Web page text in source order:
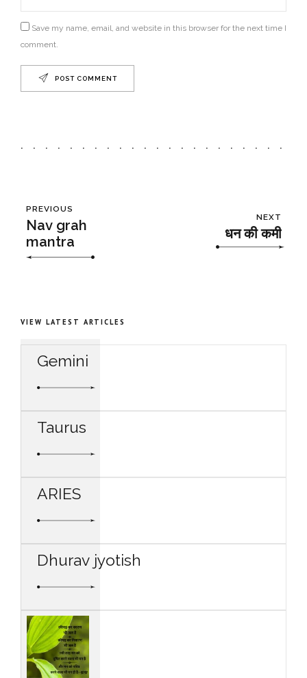
Save my name, email, and website in this browser for the next time I
comment.
POST COMMENT
PREVIOUS
Nav grah
mantra
NEXT
धन की कमी
VIEW LATEST ARTICLES
Gemini
Taurus
ARIES
Dhurav jyotish